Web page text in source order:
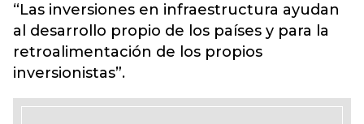
“Las inversiones en infraestructura ayudan
al desarrollo propio de los países y para la
retroalimentación de los propios
inversionistas”.